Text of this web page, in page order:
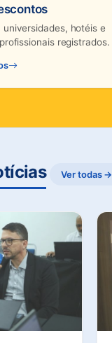
universidades, hotéis e
registrados.
Ver todas →